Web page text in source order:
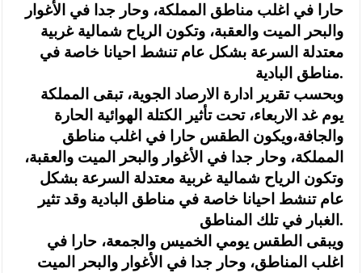
حارا في اغلب مناطق المملكة، وحار جدا في الأغوار
والبحر الميت والعقبة، وتكون الرياح شمالية غربية
معتدلة السرعة بشكل عام تنشط احيانا خاصة في
مناطق البادية.
وبحسب تقرير ادارة الارصاد الجوية، تبقى المملكة
يوم غد الاربعاء، تحت تأثير الكتلة الهوائية الحارة
والجافة،ويكون الطقس حارا في اغلب مناطق
المملكة، وحار جدا في الأغوار والبحر الميت والعقبة،
وتكون الرياح شمالية غربية معتدلة السرعة بشكل
عام تنشط احيانا خاصة في مناطق البادية وقد تثير
الغبار في تلك المناطق.
ويبقى الطقس يومي الخميس والجمعة، حارا في
اغلب المناطق، وحار جدا في الأغوار والبحر الميت